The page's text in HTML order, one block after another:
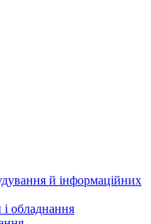
й інформаційних
і обладнання